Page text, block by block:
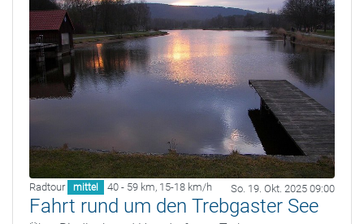
Radtour mittel 40 - 59 km, 15-18 km/h So. 19. Okt. 2025 09:00
Fahrt rund um den Trebgaster See